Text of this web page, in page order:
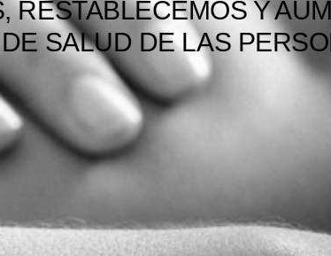
RESTABLECEMOS Y
SALUD DE LAS